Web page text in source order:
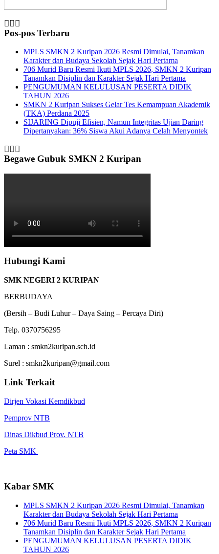
Pos-pos Terbaru
MPLS SMKN 2 Kuripan 2026 Resmi Dimulai, Tanamkan
Karakter dan Budaya Sekolah Sejak Hari Pertama
706 Murid Baru Resmi Ikuti MPLS 2026, SMKN 2 Kuripan
Tanamkan Disiplin dan Karakter Sejak Hari Pertama
PENGUMUMAN KELULUSAN PESERTA DIDIK
TAHUN 2026
SMKN 2 Kuripan Sukses Gelar Tes Kemampuan Akademik
(TKA) Perdana 2025
SIJARING Dipuji Efisien, Namun Integritas Ujian Daring
Dipertanyakan: 36% Siswa Akui Adanya Celah Menyontek
Begawe Gubuk SMKN 2 Kuripan
Hubungi Kami
SMK NEGERI 2 KURIPAN
BERBUDAYA
(Bersih – Budi Luhur – Daya Saing – Percaya Diri)
Telp. 0370756295
Laman : smkn2kuripan.sch.id
Surel : smkn2kuripan@gmail.com
Link Terkait
Dirjen Vokasi Kemdikbud
Pemprov NTB
Dinas Dikbud Prov. NTB
Peta SMK
Kabar SMK
MPLS SMKN 2 Kuripan 2026 Resmi Dimulai, Tanamkan
Karakter dan Budaya Sekolah Sejak Hari Pertama
706 Murid Baru Resmi Ikuti MPLS 2026, SMKN 2 Kuripan
Tanamkan Disiplin dan Karakter Sejak Hari Pertama
PENGUMUMAN KELULUSAN PESERTA DIDIK
TAHUN 2026